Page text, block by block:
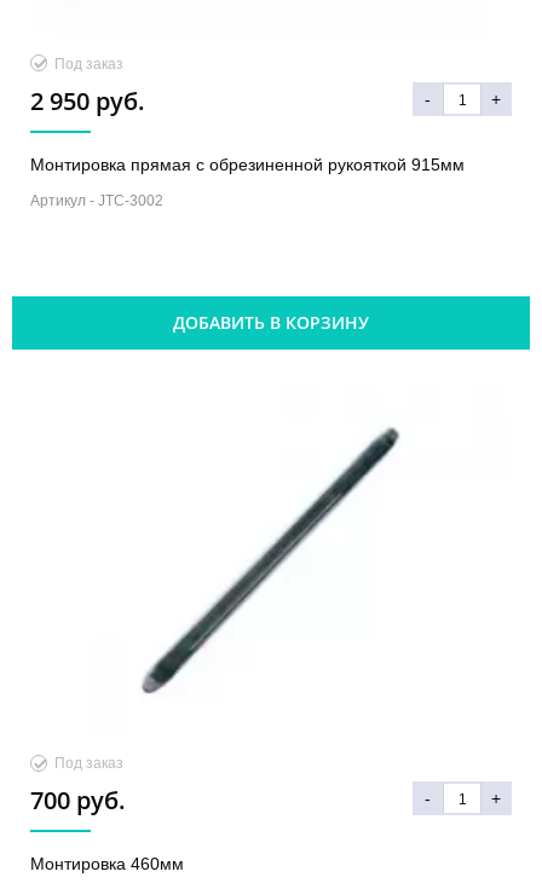
Под заказ
2 950 руб. - +
Монтировка прямая с обрезиненной рукояткой 915мм
Артикул - JTC-3002
ДОБАВИТЬ В КОРЗИНУ
Под заказ
700 руб. - +
Монтировка 460мм